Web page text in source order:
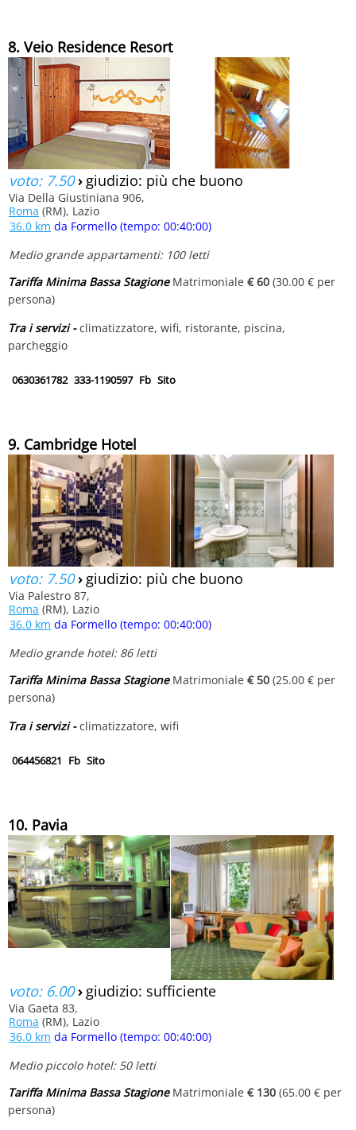
8. Veio Residence Resort
voto: 7.50› giudizio: più che buono
Via Della Giustiniana 906,
Roma (RM), Lazio
36.0 km da Formello (tempo: 00:40:00)
Medio grande appartamenti: 100 letti
Tariffa Minima Bassa StagioneMatrimoniale € 60 (30.00 € per
persona)
Tra i servizi -climatizzatore, wifi, ristorante, piscina,
parcheggio
0630361782 333-1190597 Fb Sito
9. Cambridge Hotel
voto: 7.50› giudizio: più che buono
Via Palestro 87,
Roma (RM), Lazio
36.0 km da Formello (tempo: 00:40:00)
Medio grande hotel: 86 letti
Tariffa Minima Bassa StagioneMatrimoniale € 50 (25.00 € per
persona)
Tra i servizi -climatizzatore, wifi
064456821 Fb Sito
10. Pavia
voto: 6.00› giudizio: sufficiente
Via Gaeta 83,
Roma (RM), Lazio
36.0 km da Formello (tempo: 00:40:00)
Medio piccolo hotel: 50 letti
Tariffa Minima Bassa StagioneMatrimoniale € 130 (65.00 € per
persona)